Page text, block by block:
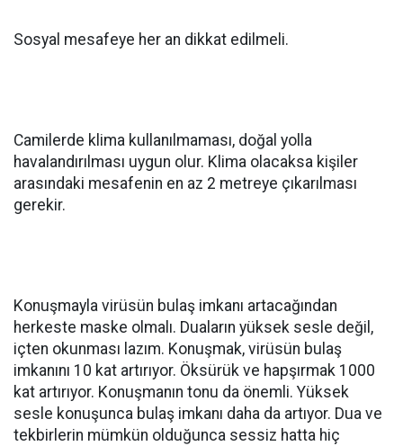
Sosyal mesafeye her an dikkat edilmeli.
Camilerde klima kullanılmaması, doğal yolla
havalandırılması uygun olur. Klima olacaksa kişiler
arasındaki mesafenin en az 2 metreye çıkarılması
gerekir.
Konuşmayla virüsün bulaş imkanı artacağından
herkeste maske olmalı. Duaların yüksek sesle değil,
içten okunması lazım. Konuşmak, virüsün bulaş
imkanını 10 kat artırıyor. Öksürük ve hapşırmak 1000
kat artırıyor. Konuşmanın tonu da önemli. Yüksek
sesle konuşunca bulaş imkanı daha da artıyor. Dua ve
tekbirlerin mümkün olduğunca sessiz hatta hiç